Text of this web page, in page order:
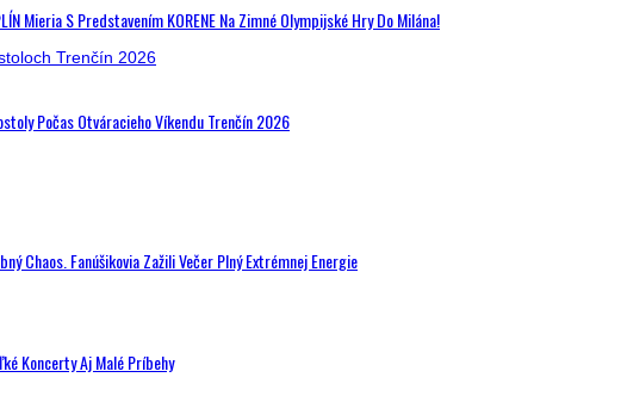
Mieria S Predstavením KORENE Na Zimné Olympijské Hry Do Milána!
Počas Otváracieho Víkendu Trenčín 2026
Chaos. Fanúšikovia Zažili Večer Plný Extrémnej Energie
Koncerty Aj Malé Príbehy